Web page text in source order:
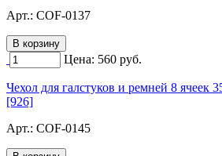
Арт.: COF-0137
Цена: 560 руб.
Чехол для галстуков и ремней 8 ячеек
[926]
Арт.: COF-0145